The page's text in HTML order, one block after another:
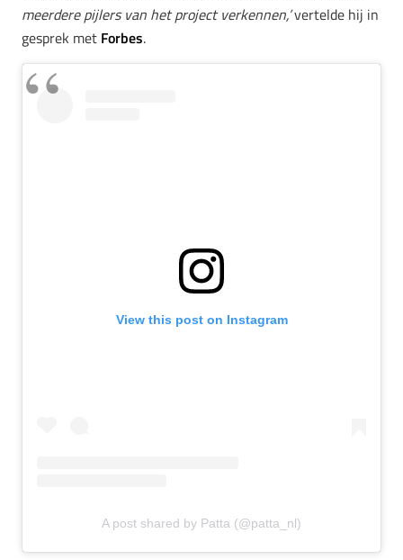
meerdere pijlers van het project verkennen,’vertelde hij in
gesprek met Forbes.
View this post on Instagram
A post shared by Patta (@patta_nl)